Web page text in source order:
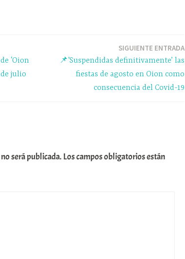
‘Oion
de julio
SIGUIENTE ENTRADA
📌’Suspendidas definitivamente’ las
fiestas de agosto en Oion como
consecuencia del Covid-19
será publicada. Los campos obligatorios están